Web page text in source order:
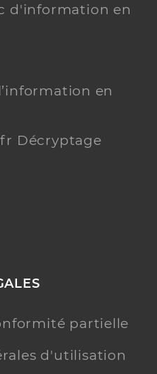
d'information en
en
Décryptage
partielle
d'utilisation